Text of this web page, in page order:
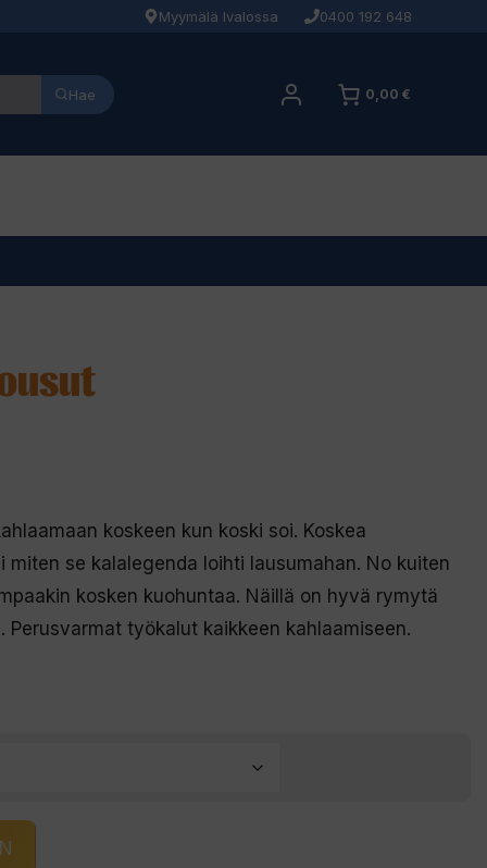
Myymälä Ivalossa 0400 192 648
Hae 0,00 €
koskeen kun koski soi. Koskea
se kalalegenda loihti lausumahan. No kuiten
kosken kuohuntaa. Näillä on hyvä rymytä
työkalut kaikkeen kahlaamiseen.